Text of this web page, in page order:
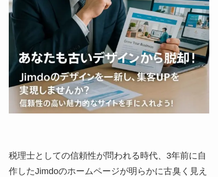
税理士としての信頼性が問われる時代、3年前に自
作したJimdoのホームページが明らかに古臭く見え